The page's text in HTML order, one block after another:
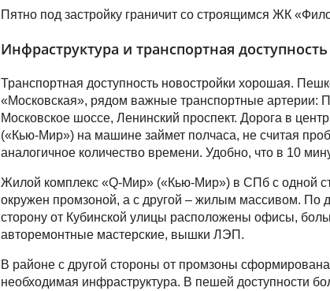
Пятно под застройку граничит со строящимся ЖК
Инфраструктура и транспортная доступность
Транспортная доступность новостройки хорошая.
«Московская», рядом важные транспортные артерии:
Московское шоссе, Ленинский проспект. Дорога в
(«Кью-Мир») на машине займет полчаса, не считая
аналогичное количество времени. Удобно, что в 10
Жилой комплекс «Q-Мир» («Кью-Мир») в СПб с одной
окружен промзоной, а с другой – жилым массивом. По
сторону от Кубинской улицы расположены офисы,
авторемонтные мастерские, вышки ЛЭП.
В районе с другой стороны от промзоны
необходимая инфраструктура. В пешей доступности